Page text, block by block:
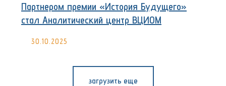
Партнером премии «История Будущего»
стал Аналитический центр ВЦИОМ
30.10.2025
загрузить еще